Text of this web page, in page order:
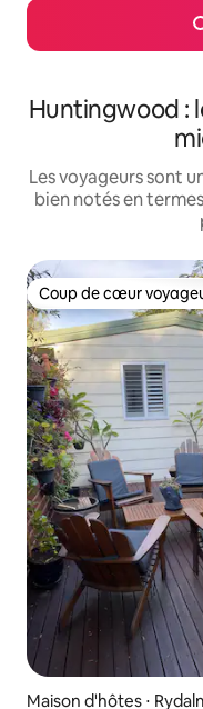
Huntingwood :
Les voyageurs sont
bien notés en
Coup de cœur
Coup de cœur
Maison d'hôtes ⋅